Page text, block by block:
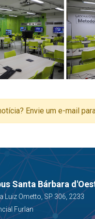
Envie um e-mail
Santa Bárbara
Luiz Ometto, SP 306, 2233
Furlan